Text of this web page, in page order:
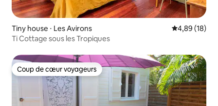
Tiny house ⋅ Les Avirons Évaluation
4,89 (18)
Ti Cottage sous les Tropiques
Coup de cœur voyageurs
Coup de cœur voyageurs